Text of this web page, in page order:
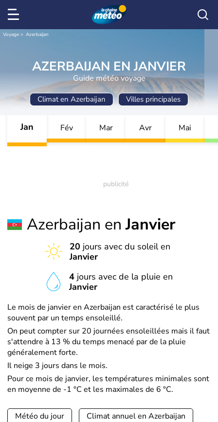
Voyage Azerbaijan
AZERBAIJAN EN JANVIER
Guide météo voyage
Climat en Azerbaijan Villes principales
Jan Fév Mar Avr Mai
Azerbaijan enJanvier
20 jours avec du soleil en
Janvier
4 jours avec de la pluie en
Janvier
Le mois de janvier en Azerbaijan est caractérisé le plus
souvent par un temps ensoleillé.
On peut compter sur 20 journées ensoleillées mais il faut
s'attendre à 13 % du temps menacé par de la pluie
généralement forte.
Il neige 3 jours dans le mois.
Pour ce mois de janvier, les températures minimales sont
en moyenne de -1 °C et les maximales de 6 °C.
Météo du jour
Climat annuel en Azerbaijan